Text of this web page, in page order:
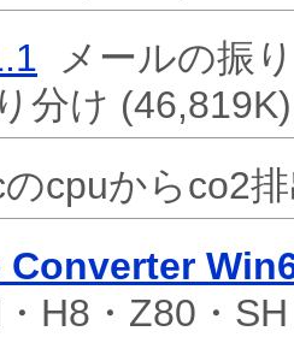
メールの振
分け (46,819K)
cpuからco2
Converter
H8・Z80・